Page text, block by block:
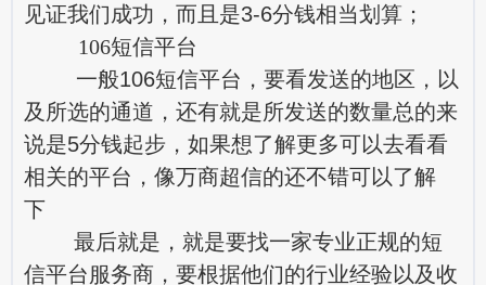
见证我们成功，而且是3-6分钱相当划算；
106短信平台
一般106短信平台，要看发送的地区，以
及所选的通道，还有就是所发送的数量总的来
说是5分钱起步，如果想了解更多可以去看看
相关的平台，像万商超信的还不错可以了解
下
最后就是，就是要找一家专业正规的短
信平台服务商，要根据他们的行业经验以及收